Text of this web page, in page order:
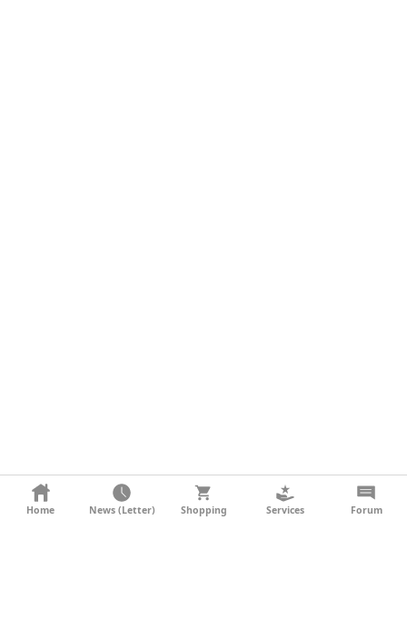
KONTAKT
Home News (Letter) Shopping Services Forum